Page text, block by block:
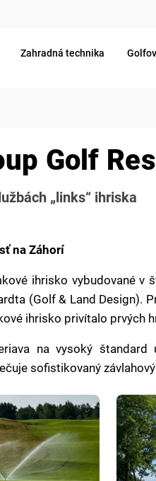
Zahradná technika
Golf
„links“ ihriska
na Záhorí
ihrisko vybudované v
(Golf & Land Design).
ihrisko privítalo prvých
na vysoký štandard
sofistikovaný